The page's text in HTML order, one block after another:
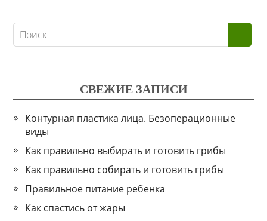
СВЕЖИЕ ЗАПИСИ
Контурная пластика лица. Безоперационные
виды
Как правильно выбирать и готовить грибы
Как правильно собирать и готовить грибы
Правильное питание ребенка
Как спастись от жары